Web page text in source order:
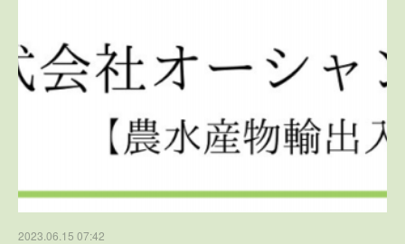
2023.06.15 07:42